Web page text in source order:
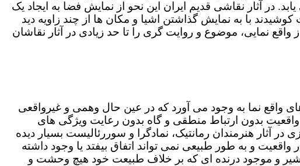
آثار نقاشی قدیم ایران این نحو از نمایش فضا به ایجاد یک
با به نمایش گذاشتن اشیا و مکان ها از چند زاویه دید
نمایی، موضوع و روایت گری را تا حد زیادی در آثار نقاشان
واقع نما به وجود می آورد که در عین حال وهمی و غیرواقعی
بدون ارتباط منطقی و گاه بدون رعایت ویژگی های
آثار هنرمندان رمانتیک، نمادگرا و سوررئالیست بسیار دیده
و به طور طبیعی نمی تواند اتفاق بیفتد یا وجود داشته
و موجود درنده ای که بر خلاف طبیعت خود هیچ وحشت و